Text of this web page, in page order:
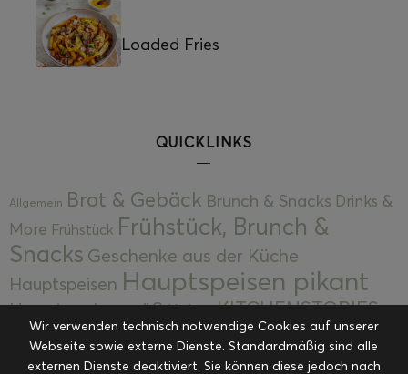
Loaded Fries
QUICKLINKS
Allgemein Brot & Gebäck Brunch & Snacks Drinks &
More Frühstück Frühstück, Brunch &
Snacks Geschenke aus der Küche
Hauptspeisen Hauptspeisen pikant
Hauptspeisen süßKekseKITCHENSTORIES
Kuchen, Torten & Desserts Kuchen und
Desserts Kulinarik Kulinarische Mitbringsel &
Wir verwenden technisch notwendige Cookies auf unserer
Webseite sowie externe Dienste. Standardmäßig sind alle
externen Dienste deaktiviert. Sie können diese jedoch nach